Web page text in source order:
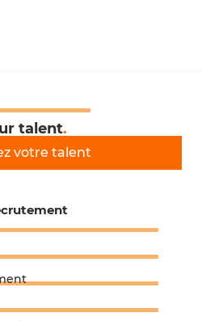
talent.
votre talent